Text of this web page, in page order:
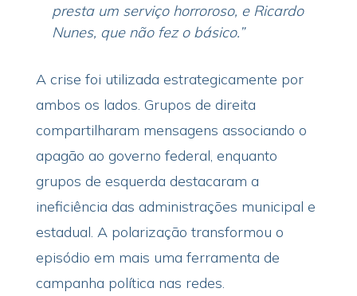
presta um serviço horroroso, e Ricardo
Nunes, que não fez o básico.”
A crise foi utilizada estrategicamente por
ambos os lados. Grupos de direita
compartilharam mensagens associando o
apagão ao governo federal, enquanto
grupos de esquerda destacaram a
ineficiência das administrações municipal e
estadual. A polarização transformou o
episódio em mais uma ferramenta de
campanha política nas redes.